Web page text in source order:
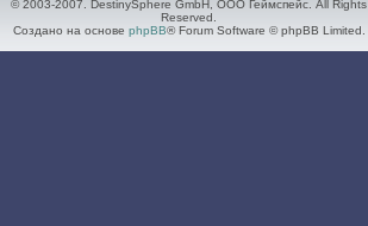
© 2003-2007. DestinySphere GmbH, ООО Геймспейс. All Rights
Reserved.
Создано на основе phpBB® Forum Software © phpBB Limited.